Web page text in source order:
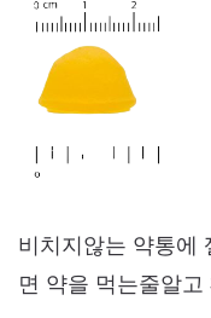
비치지않는 약통에
면 약을 먹는줄알